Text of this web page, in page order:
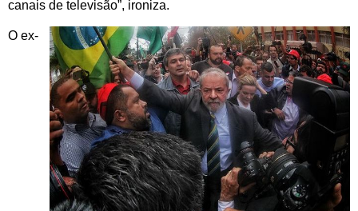
canais de televisão”, ironiza.
O ex-